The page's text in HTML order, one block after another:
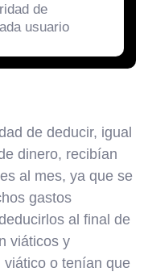
de
usuario
de deducir, igual
dinero, recibían
al mes, ya que se
gastos
al final de
viáticos y
o tenían que